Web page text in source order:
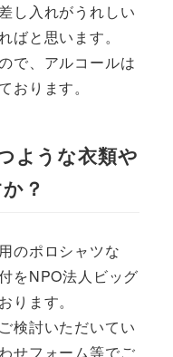
し入れがうれしい
ばと思います。
で、アルコールは
おります。
ような衣類や
？
のポロシャツな
をNPO法人ビッグ
ります。
検討いただいてい
せフォーム等でご